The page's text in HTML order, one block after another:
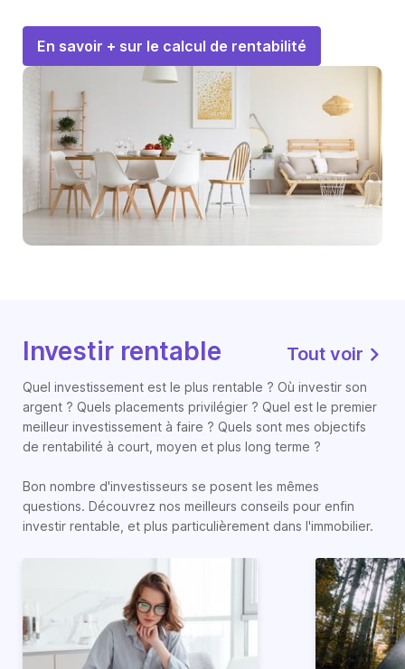
En savoir + sur le calcul de rentabilité
Investir rentable Tout voir
Quel investissement est le plus rentable ? Où investir son
argent ? Quels placements privilégier ? Quel est le premier
meilleur investissement à faire ? Quels sont mes objectifs
de rentabilité à court, moyen et plus long terme ?
Bon nombre d'investisseurs se posent les mêmes
questions. Découvrez nos meilleurs conseils pour enfin
investir rentable, et plus particulièrement dans l'immobilier.